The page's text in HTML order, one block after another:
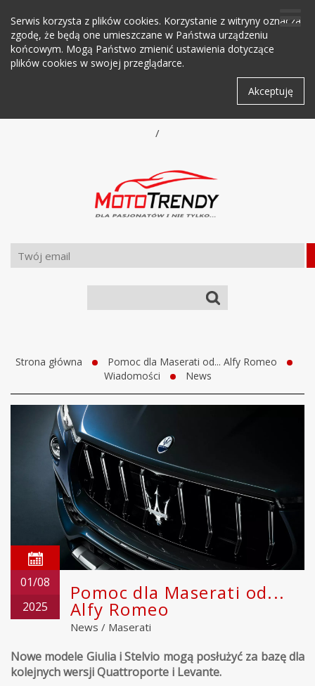
Serwis korzysta z plików cookies. Korzystanie z witryny oznacza
zgodę, że będą one umieszczane w Państwa urządzeniu
końcowym. Mogą Państwo zmienić ustawienia dotyczące
plików cookies w swojej przeglądarce.
Akceptuję
/
Strona główna
Pomoc dla Maserati od... Alfy Romeo
Wiadomości
News
01/08
2025
Pomoc dla Maserati od...
Alfy Romeo
News / Maserati
Nowe modele Giulia i Stelvio mogą posłużyć za bazę dla
kolejnych wersji Quattroporte i Levante.